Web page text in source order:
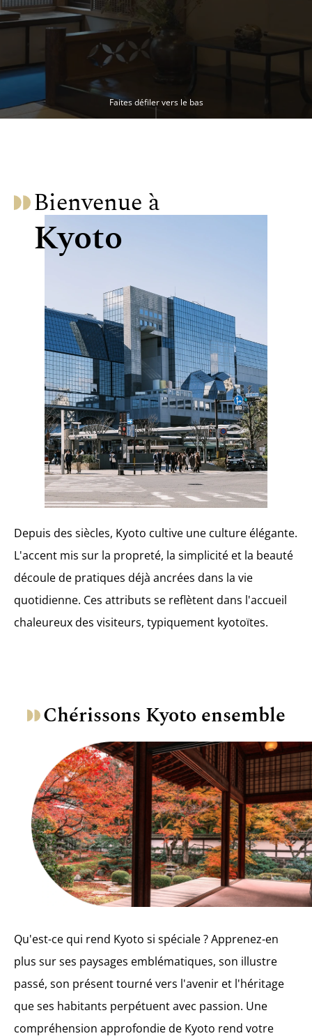
Faites défiler vers le bas
Bienvenue à
Kyoto
Depuis des siècles, Kyoto cultive une culture élégante.
L'accent mis sur la propreté, la simplicité et la beauté
découle de pratiques déjà ancrées dans la vie
quotidienne. Ces attributs se reflètent dans l'accueil
chaleureux des visiteurs, typiquement kyotoïtes.
Chérissons Kyoto ensemble
Qu'est-ce qui rend Kyoto si spéciale ? Apprenez-en
plus sur ses paysages emblématiques, son illustre
passé, son présent tourné vers l'avenir et l'héritage
que ses habitants perpétuent avec passion. Une
compréhension approfondie de Kyoto rend votre